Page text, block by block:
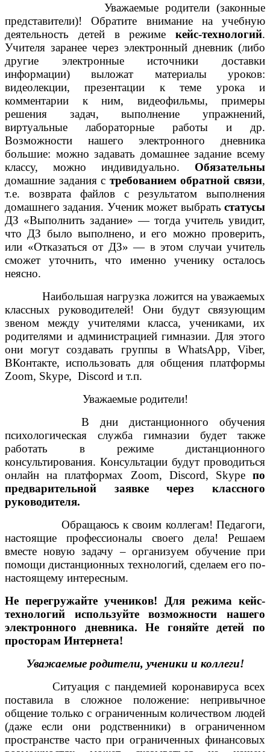
Уважаемые родители (законные
представители)! Обратите внимание на учебную
деятельность детей в режиме кейс-технологий.
Учителя заранее через электронный дневник (либо
другие электронные источники доставки
информации) выложат материалы уроков:
видеолекции, презентации к теме урока и
комментарии к ним, видеофильмы, примеры
решения задач, выполнение упражнений,
виртуальные лабораторные работы и др.
Возможности нашего электронного дневника
большие: можно задавать домашнее задание всему
классу, можно индивидуально. Обязательны
домашние задания с требованием обратной связи,
т.е. возврата файлов с результатом выполнения
домашнего задания. Ученик может выбрать статусы
ДЗ «Выполнить задание» — тогда учитель увидит,
что ДЗ было выполнено, и его можно проверить,
или «Отказаться от ДЗ» — в этом случаи учитель
сможет уточнить, что именно ученику осталось
неясно.
Наибольшая нагрузка ложится на уважаемых
классных руководителей! Они будут связующим
звеном между учителями класса, учениками, их
родителями и администрацией гимназии. Для этого
они могут создавать группы в WhatsApp, Viber,
ВКонтакте, использовать для общения платформы
Zoom, Skype, Discord и т.п.
Уважаемые родители!
В дни дистанционного обучения
психологическая служба гимназии будет также
работать в режиме дистанционного
консультирования. Консультации будут проводиться
онлайн на платформах Zoom, Discord, Skype по
предварительной заявке через классного
руководителя.
Обращаюсь к своим коллегам! Педагоги,
настоящие профессионалы своего дела! Решаем
вместе новую задачу – организуем обучение при
помощи дистанционных технологий, сделаем его по-
настоящему интересным.
Не перегружайте учеников! Для режима кейс-
технологий используйте возможности нашего
электронного дневника. Не гоняйте детей по
просторам Интернета!
Уважаемые родители, ученики и коллеги!
Ситуация с пандемией коронавируса всех
поставила в сложное положение: непривычное
общение только с ограниченным количеством людей
(даже если они родственники) в ограниченном
пространстве часто при ограниченных финансовых